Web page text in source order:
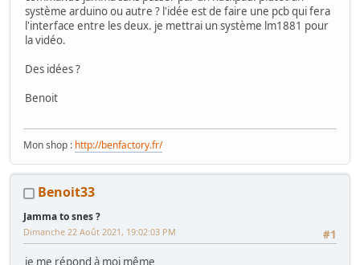
système arduino ou autre ? l'idée est de faire une pcb qui fera
l'interface entre les deux. je mettrai un système lm1881 pour
la vidéo.
Des idées ?
Benoit
Mon shop : http://benfactory.fr/
Benoit33
Jamma to snes ?
#1
Dimanche 22 Août 2021, 19:02:03 PM